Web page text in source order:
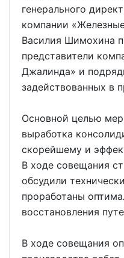
генерального
компании
Василия Шимохина
представители
Джалинда» и
задействованных в
Основной целью
выработка
скорейшему и
В ходе совещания
обсудили
проработаны
восстановления
В ходе совещания